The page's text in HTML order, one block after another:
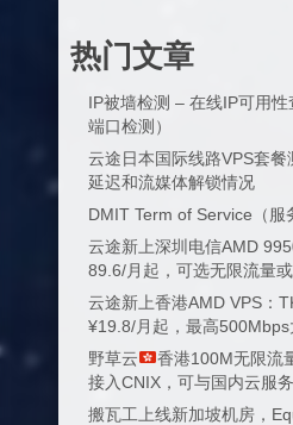
热门文章
IP被墙检测 – 在线IP可用
端口检测）
云途日本国际线路VPS套餐
延迟和流媒体解锁情况
DMIT Term of Service（服
云途新上深圳电信AMD
89.6/月起，可选无限流量
云途新上香港AMD VPS：
¥19.8/月起，最高500Mbps
野草云
香港100M无限流
接入CNIX，可与国内云服
搬瓦工上线新加坡机房，